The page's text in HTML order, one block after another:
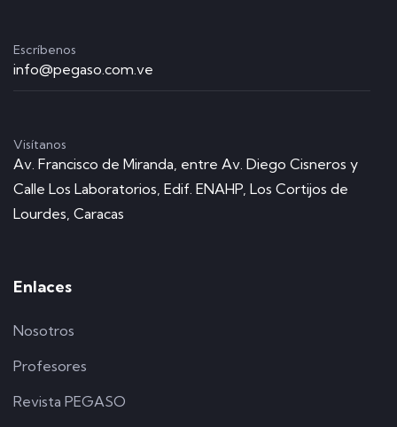
Escríbenos
info@pegaso.com.ve
Visítanos
Av. Francisco de Miranda, entre Av. Diego Cisneros y
Calle Los Laboratorios, Edif. ENAHP, Los Cortijos de
Lourdes, Caracas
Enlaces
Nosotros
Profesores
Revista PEGASO